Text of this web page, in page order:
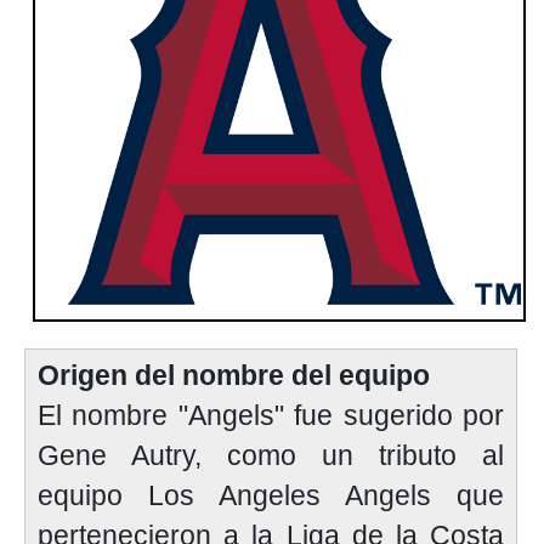
Origen del nombre del equipo
El nombre "Angels" fue sugerido por
Gene Autry, como un tributo al
equipo Los Angeles Angels que
pertenecieron a la Liga de la Costa